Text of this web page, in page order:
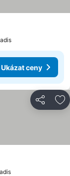
Ukázat ceny
Sdílet